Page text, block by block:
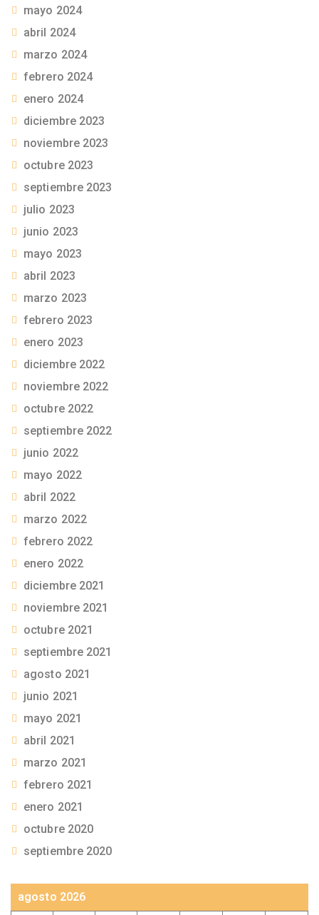
mayo 2024
abril 2024
marzo 2024
febrero 2024
enero 2024
diciembre 2023
noviembre 2023
octubre 2023
septiembre 2023
julio 2023
junio 2023
mayo 2023
abril 2023
marzo 2023
febrero 2023
enero 2023
diciembre 2022
noviembre 2022
octubre 2022
septiembre 2022
junio 2022
mayo 2022
abril 2022
marzo 2022
febrero 2022
enero 2022
diciembre 2021
noviembre 2021
octubre 2021
septiembre 2021
agosto 2021
junio 2021
mayo 2021
abril 2021
marzo 2021
febrero 2021
enero 2021
octubre 2020
septiembre 2020
agosto 2026